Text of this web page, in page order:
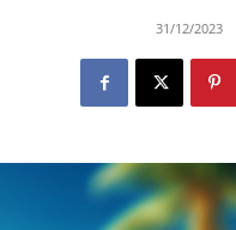
31/12/2023